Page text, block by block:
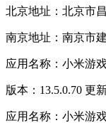
北京地址：北京市
南京地址：南京市
应用名称：小米游
版本：13.5.0.70 更
应用名称：小米游